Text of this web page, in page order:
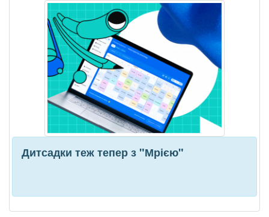
Дитсадки теж тепер з "Мрією"